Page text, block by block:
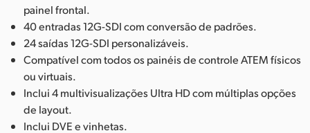
painel frontal.
40 entradas 12G-SDI com conversão de padrões.
24 saídas 12G-SDI personalizáveis.
Compatível com todos os painéis de controle ATEM físicos
ou virtuais.
Inclui 4 multivisualizações Ultra HD com múltiplas opções
de layout.
Inclui DVE e vinhetas.